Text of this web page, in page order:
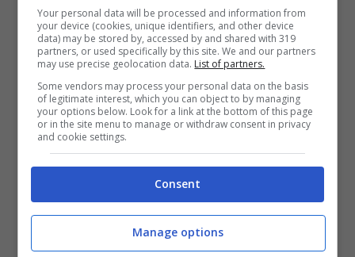
“filocomunisti” o anche sovversivi.
Schieramenti politici particolari non avevano
può fare esperienze incredibilmente crude.
Attraverso la storia d’amore di questi due
avrà la possibilità di vivere in parte le
repressioni che le comunità più discriminate
hanno vissuto in quel periodo nella terra
Your personal data will be processed and information from
your device (cookies, unique identifiers, and other device
data) may be stored by, accessed by and shared with 319
partners, or used specifically by this site. We and our partners
may use precise geolocation data. List of partners.
Some vendors may process your personal data on the basis
of legitimate interest, which you can object to by managing
your options below. Look for a link at the bottom of this page
or in the site menu to manage or withdraw consent in privacy
and cookie settings.
Consent
Manage options